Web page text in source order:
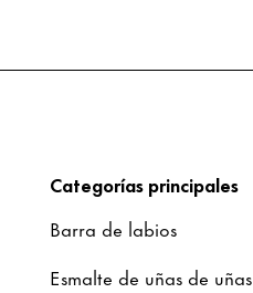
Categorías principales
Barra de labios
Esmalte de uñas de uñas